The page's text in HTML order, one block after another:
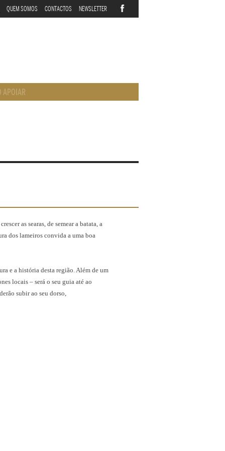
QUEM SOMOS CONTACTOS NEWSLETTER
APOIAR
as searas, de semear a batata, a
dos lameiros convida a uma boa
e a história desta região. Além de um
locais – será o seu guia até ao
subir ao seu dorso,